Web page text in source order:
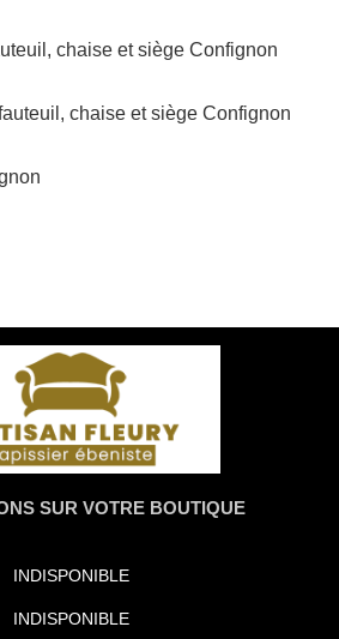
chaise et siège Confignon
chaise et siège Confignon
SUR VOTRE BOUTIQUE
INDISPONIBLE
INDISPONIBLE